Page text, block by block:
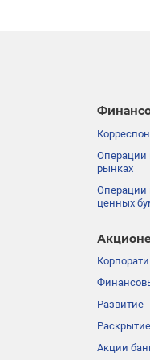
Операции
рынках
Операции
ценных
Развитие
Акции